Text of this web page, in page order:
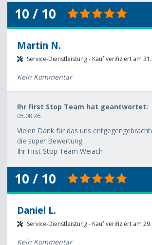
10 / 10
Martin N.
Service-Dienstleistung - Kauf verifiziert am
Kein Kommentar
Ihr First Stop Team hat geantwortet:
05.08.26
Vielen Dank für das uns
die super Bewertung.
Ihr First Stop Team Weiach
10 / 10
Daniel L.
Service-Dienstleistung - Kauf verifiziert am
Kein Kommentar